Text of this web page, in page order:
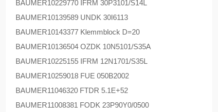
BAUMER10229770 IFRM 30P3101/S14L
BAUMER10139589 UNDK 30I6113
BAUMER10143377 Klemmblock D=20
BAUMER10136504 OZDK 10N5101/S35A
BAUMER10225155 IFRM 12N1701/S35L
BAUMER10259018 FUE 050B2002
BAUMER11046320 FTDR 5.1E+52
BAUMER11008381 FODK 23P90Y0/0500